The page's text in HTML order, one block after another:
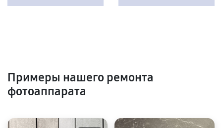
Примеры нашего ремонта
фотоаппарата